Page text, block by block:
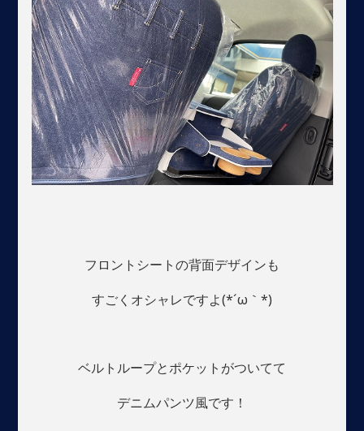
フロントシートの背面デザインも
すごくオシャレですよ(*´ω｀*)
ベルトループとポケットがついてて
デニムパンツ風です！